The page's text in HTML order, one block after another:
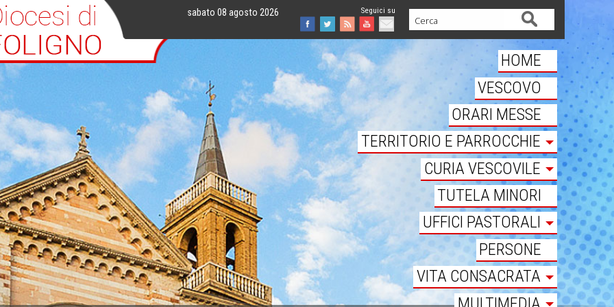
sabato 08 agosto 2026
Facebook
Twitter
FeedYoutube
Mail
Cerca
HOME
VESCOVO
ORARI MESSE
TERRITORIO E PARROCCHIE
CURIA VESCOVILE
TUTELA MINORI
UFFICI PASTORALI
PERSONE
VITA CONSACRATA